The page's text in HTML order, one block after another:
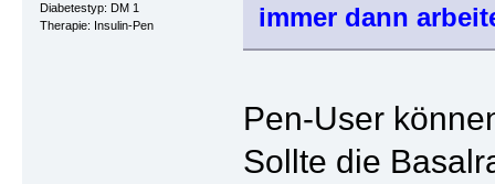
Diabetestyp: DM 1
Therapie: Insulin-Pen
immer dann
Pen-User
Sollte die